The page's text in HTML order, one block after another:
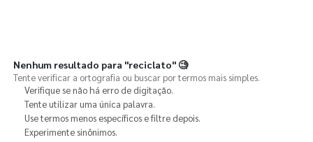
Nenhum resultado para "reciclato"🧐
Tente verificar a ortografia ou buscar por termos mais simples.
Verifique se não há erro de digitação.
Tente utilizar uma única palavra.
Use termos menos específicos e filtre depois.
Experimente sinônimos.